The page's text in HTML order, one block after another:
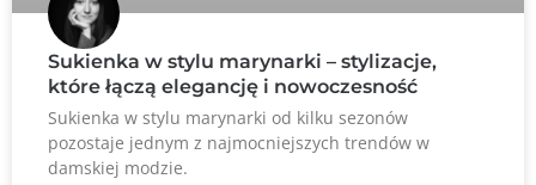
Sukienka w stylu marynarki – stylizacje,
które łączą elegancję i nowoczesność
Sukienka w stylu marynarki od kilku sezonów
pozostaje jednym z najmocniejszych trendów w
damskiej modzie.